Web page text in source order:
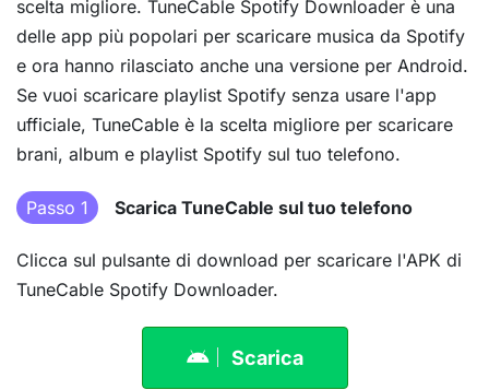
scelta migliore. TuneCable Spotify Downloader è una
delle app più popolari per scaricare musica da Spotify
e ora hanno rilasciato anche una versione per Android.
Se vuoi scaricare playlist Spotify senza usare l'app
ufficiale, TuneCable è la scelta migliore per scaricare
brani, album e playlist Spotify sul tuo telefono.
Passo 1 Scarica TuneCable sul tuo telefono
Clicca sul pulsante di download per scaricare l'APK di
TuneCable Spotify Downloader.
Scarica